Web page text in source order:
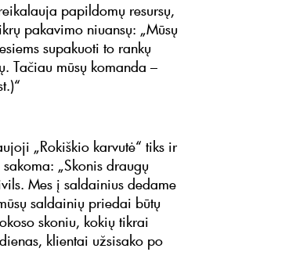
papildomų resursų,
pakavimo niuansų: „Mūsų
supakuoti to rankų
Tačiau mūsų komanda –
„Rokiškio karvutė“ tiks ir
„Skonis draugų
Mes į saldainius dedame
saldainių priedai būtų
skoniu, kokių tikrai
klientai užsisako po